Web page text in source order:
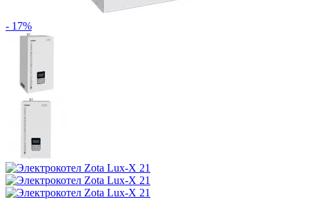
- 17%